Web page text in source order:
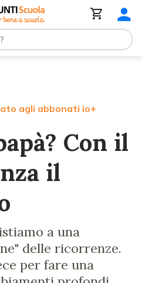
agli abbonati io+
Con il
il
a una
delle ricorrenze.
per fare una